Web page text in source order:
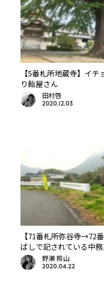
【5番札所地蔵寺】イ
り飴屋さん
田村啓
2020.12.03
【71番札所弥谷寺→72
ばしで記されている中
野瀬 照山
2020.04.22